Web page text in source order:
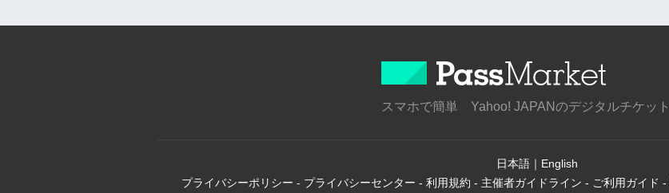
スマホで簡単 Yahoo! JAPANのデジタルチケット
日本語 ｜ English
プライバシーポリシー - プライバシーセンター - 利用規約 - 主催者ガイドライン - ご利用ガイド -